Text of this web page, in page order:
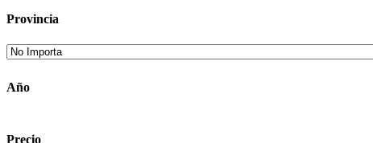
Provincia
Año
Precio